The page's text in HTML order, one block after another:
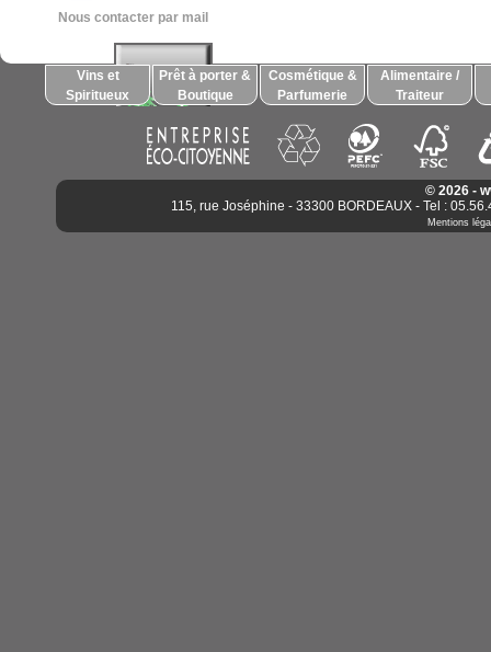
Nous contacter par mail
Vins et
Spiritueux
Prêt à porter &
Boutique
Cosmétique &
Parfumerie
Alimentaire /
Traiteur
© 2026 -
115, rue Joséphine - 33300 BORDEAUX - Tel :
Mentions